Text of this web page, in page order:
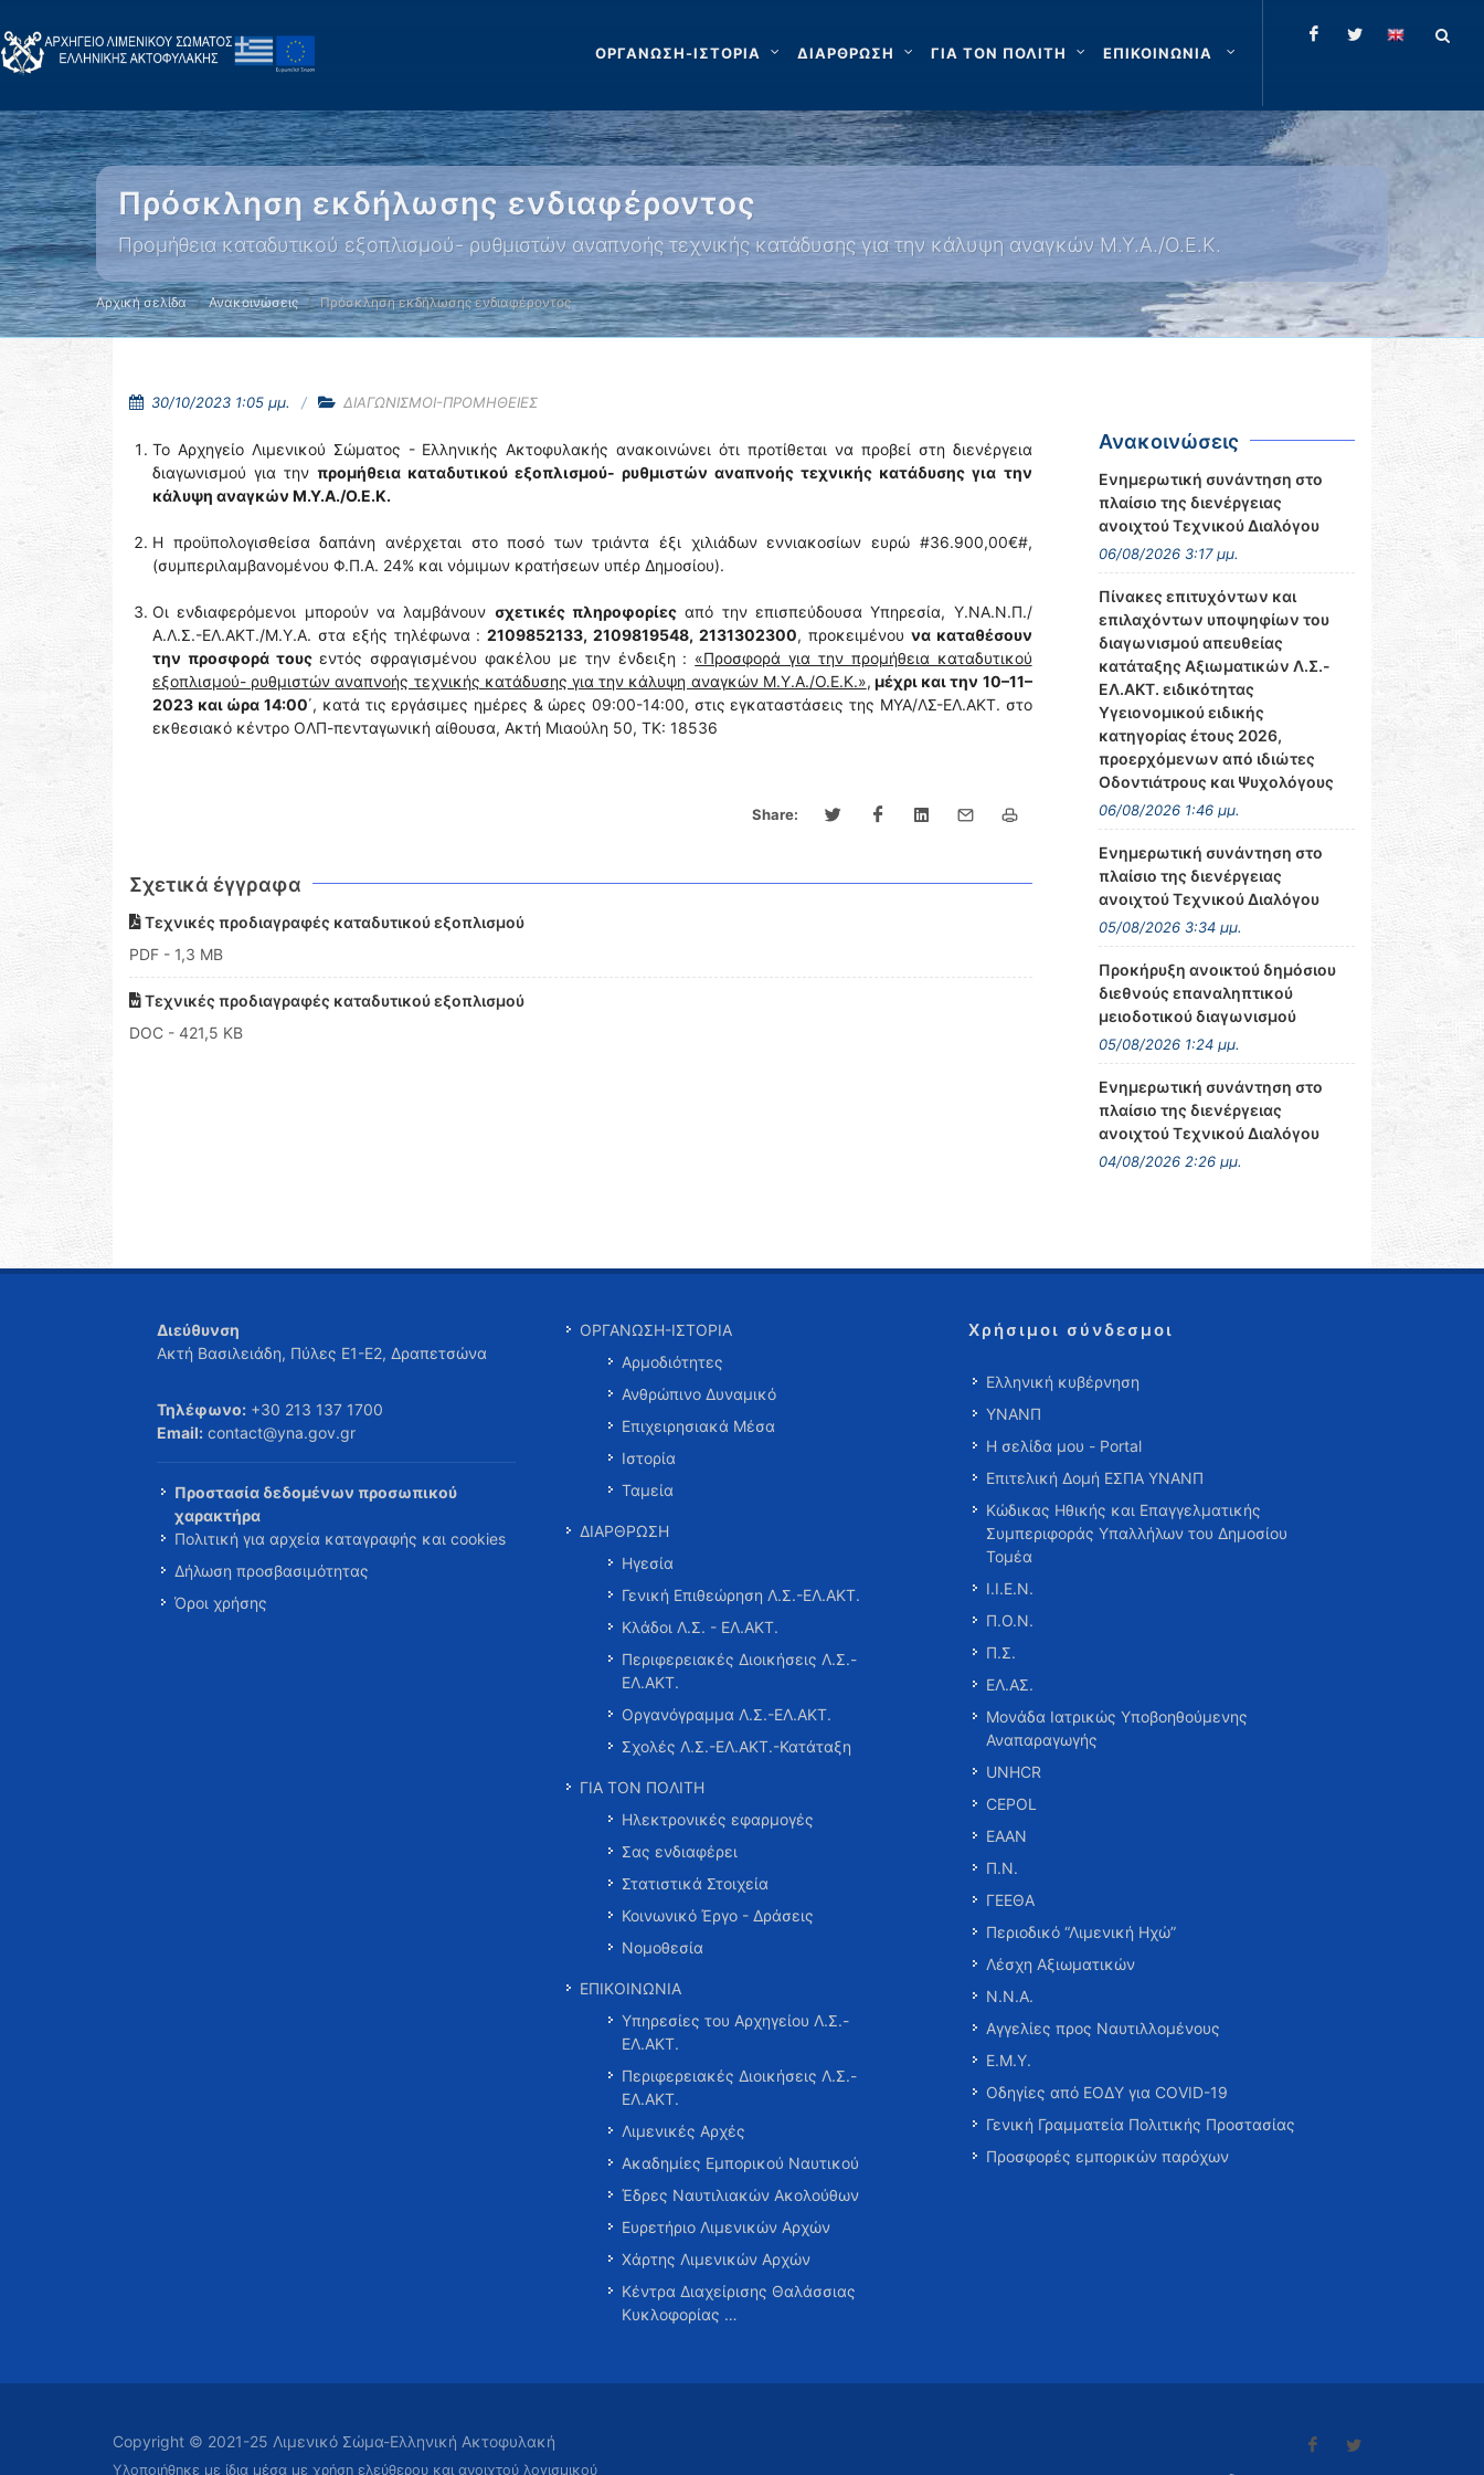
ΟΡΓΑΝΩΣΗ-ΙΣΤΟΡΙΑ ΔΙΑΡΘΡΩΣΗ ΓΙΑ ΤΟΝ ΠΟΛΙΤΗ ΕΠΙΚΟΙΝΩΝΙΑ
Πρόσκληση εκδήλωσης ενδιαφέροντος
Προμήθεια καταδυτικού εξοπλισμού- ρυθμιστών αναπνοής τεχνικής κατάδυσης για την κάλυψη αναγκών Μ.Υ.Α./Ο.Ε.Κ.
Αρχική σελίδα Ανακοινώσεις Πρόσκληση εκδήλωσης ενδιαφέροντος
30/10/2023 1:05 μμ. ΔΙΑΓΩΝΙΣΜΟΙ-ΠΡΟΜΗΘΕΙΕΣ
Το Αρχηγείο Λιμενικού Σώματος - Ελληνικής Ακτοφυλακής ανακοινώνει ότι προτίθεται να προβεί στη διενέργεια
διαγωνισμού για τηνπρομήθεια καταδυτικού εξοπλισμού- ρυθμιστών αναπνοής τεχνικής κατάδυσης για την
κάλυψη αναγκών Μ.Υ.Α./Ο.Ε.Κ.
Η προϋπολογισθείσα δαπάνη ανέρχεται στο ποσό των τριάντα έξι χιλιάδων εννιακοσίων ευρώ #36.900,00€#,
(συμπεριλαμβανομένου Φ.Π.Α. 24% και νόμιμων κρατήσεων υπέρ Δημοσίου).
Οι ενδιαφερόμενοι μπορούν να λαμβάνουν σχετικές πληροφορίεςαπό την επισπεύδουσα Υπηρεσία, Υ.ΝΑ.Ν.Π./
Α.Λ.Σ.-ΕΛ.ΑΚΤ./Μ.Υ.Α. στα εξής τηλέφωνα :2109852133, 2109819548, 2131302300, προκειμένου να καταθέσουν
την προσφορά τουςεντός σφραγισμένου φακέλου με την ένδειξη : «Προσφορά για την προμήθεια καταδυτικού
εξοπλισμού- ρυθμιστών αναπνοής τεχνικής κατάδυσης για την κάλυψη αναγκών Μ.Υ.Α./Ο.Ε.Κ.», μέχρι και την 10–11–
2023 και ώρα 14:00΄, κατά τις εργάσιμες ημέρες & ώρες 09:00-14:00, στις εγκαταστάσεις της ΜΥΑ/ΛΣ-ΕΛ.ΑΚΤ. στο
εκθεσιακό κέντρο ΟΛΠ-πενταγωνική αίθουσα, Ακτή Μιαούλη 50, ΤΚ: 18536
Share:
Σχετικά έγγραφα
Τεχνικές προδιαγραφές καταδυτικού εξοπλισμού
PDF - 1,3 MB
Τεχνικές προδιαγραφές καταδυτικού εξοπλισμού
DOC - 421,5 KB
Ανακοινώσεις
Ενημερωτική συνάντηση στο
πλαίσιο της διενέργειας
ανοιχτού Τεχνικού Διαλόγου
06/08/2026 3:17 μμ.
Πίνακες επιτυχόντων και
επιλαχόντων υποψηφίων του
διαγωνισμού απευθείας
κατάταξης Αξιωματικών Λ.Σ.-
ΕΛ.ΑΚΤ. ειδικότητας
Υγειονομικού ειδικής
κατηγορίας έτους 2026,
προερχόμενων από ιδιώτες
Οδοντιάτρους και Ψυχολόγους
06/08/2026 1:46 μμ.
Ενημερωτική συνάντηση στο
πλαίσιο της διενέργειας
ανοιχτού Τεχνικού Διαλόγου
05/08/2026 3:34 μμ.
Προκήρυξη ανοικτού δημόσιου
διεθνούς επαναληπτικού
μειοδοτικού διαγωνισμού
05/08/2026 1:24 μμ.
Ενημερωτική συνάντηση στο
πλαίσιο της διενέργειας
ανοιχτού Τεχνικού Διαλόγου
04/08/2026 2:26 μμ.
Διεύθυνση
Ακτή Βασιλειάδη, Πύλες Ε1-Ε2, Δραπετσώνα
Τηλέφωνο: +30 213 137 1700
Email: contact@yna.gov.gr
Προστασία δεδομένων προσωπικού
χαρακτήρα
Πολιτική για αρχεία καταγραφής και cookies
Δήλωση προσβασιμότητας
Όροι χρήσης
ΟΡΓΑΝΩΣΗ-ΙΣΤΟΡΙΑ
Αρμοδιότητες
Ανθρώπινο Δυναμικό
Επιχειρησιακά Μέσα
Ιστορία
Ταμεία
ΔΙΑΡΘΡΩΣΗ
Ηγεσία
Γενική Επιθεώρηση Λ.Σ.-ΕΛ.ΑΚΤ.
Κλάδοι Λ.Σ. - ΕΛ.ΑΚΤ.
Περιφερειακές Διοικήσεις Λ.Σ.-
ΕΛ.ΑΚΤ.
Οργανόγραμμα Λ.Σ.-ΕΛ.ΑΚΤ.
Σχολές Λ.Σ.-ΕΛ.ΑΚΤ.-Κατάταξη
ΓΙΑ ΤΟΝ ΠΟΛΙΤΗ
Ηλεκτρονικές εφαρμογές
Σας ενδιαφέρει
Στατιστικά Στοιχεία
Κοινωνικό Έργο - Δράσεις
Νομοθεσία
ΕΠΙΚΟΙΝΩΝΙΑ
Υπηρεσίες του Αρχηγείου Λ.Σ.-
ΕΛ.ΑΚΤ.
Περιφερειακές Διοικήσεις Λ.Σ.-
ΕΛ.ΑΚΤ.
Λιμενικές Αρχές
Ακαδημίες Εμπορικού Ναυτικού
Έδρες Ναυτιλιακών Ακολούθων
Ευρετήριο Λιμενικών Αρχών
Χάρτης Λιμενικών Αρχών
Κέντρα Διαχείρισης Θαλάσσιας
Κυκλοφορίας …
Χρήσιμοι σύνδεσμοι
Ελληνική κυβέρνηση
ΥΝΑΝΠ
Η σελίδα μου - Portal
Επιτελική Δομή ΕΣΠΑ ΥΝΑΝΠ
Κώδικας Ηθικής και Επαγγελματικής
Συμπεριφοράς Υπαλλήλων του Δημοσίου
Τομέα
Ι.Ι.Ε.Ν.
Π.Ο.Ν.
Π.Σ.
ΕΛ.ΑΣ.
Μονάδα Ιατρικώς Υποβοηθούμενης
Αναπαραγωγής
UNHCR
CEPOL
ΕΑΑΝ
Π.Ν.
ΓΕΕΘΑ
Περιοδικό “Λιμενική Ηχώ”
Λέσχη Αξιωματικών
Ν.Ν.Α.
Αγγελίες προς Ναυτιλλομένους
Ε.Μ.Υ.
Οδηγίες από ΕΟΔΥ για COVID-19
Γενική Γραμματεία Πολιτικής Προστασίας
Προσφορές εμπορικών παρόχων
Copyright © 2021-25 Λιμενικό Σώμα-Ελληνική Ακτοφυλακή
Υλοποιήθηκε με ίδια μέσα με χρήση ελεύθερου και ανοιχτού λογισμικού